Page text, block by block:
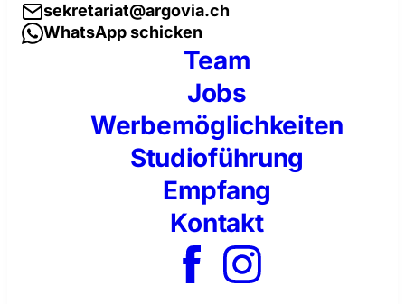
sekretariat@argovia.ch
WhatsApp schicken
Team
Jobs
Werbemöglichkeiten
Studioführung
Empfang
Kontakt